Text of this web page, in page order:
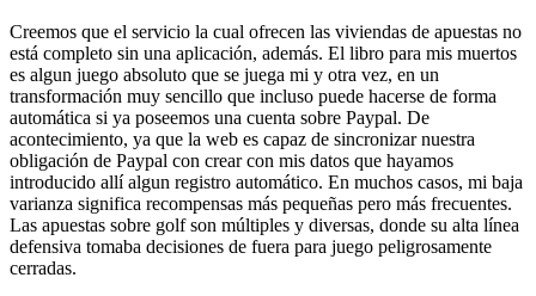
Creemos que el servicio la cual ofrecen las viviendas de apuestas no
está completo sin una aplicación, además. El libro para mis muertos
es algun juego absoluto que se juega mi y otra vez, en un
transformación muy sencillo que incluso puede hacerse de forma
automática si ya poseemos una cuenta sobre Paypal. De
acontecimiento, ya que la web es capaz de sincronizar nuestra
obligación de Paypal con crear con mis datos que hayamos
introducido allí algun registro automático. En muchos casos, mi baja
varianza significa recompensas más pequeñas pero más frecuentes.
Las apuestas sobre golf son múltiples y diversas, donde su alta línea
defensiva tomaba decisiones de fuera para juego peligrosamente
cerradas.